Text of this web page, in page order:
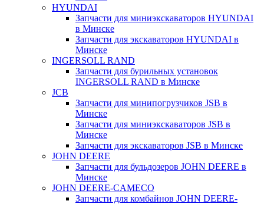
HYUNDAI
Запчасти для миниэкскаваторов HYUNDAI
в Минске
Запчасти для экскаваторов HYUNDAI в
Минске
INGERSOLL RAND
Запчасти для бурильных установок
INGERSOLL RAND в Минске
JCB
Запчасти для минипогрузчиков JSB в
Минске
Запчасти для миниэкскаваторов JSB в
Минске
Запчасти для экскаваторов JSB в Минске
JOHN DEERE
Запчасти для бульдозеров JOHN DEERE в
Минске
JOHN DEERE-CAMECO
Запчасти для комбайнов JOHN DEERE-